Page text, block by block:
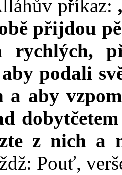
příkaz:
přijdou
rychlých,
podali
a aby
z nich a
Pouť,